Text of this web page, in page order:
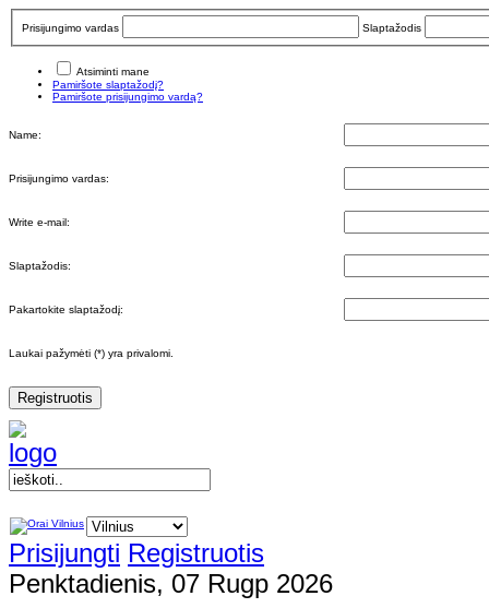
Prisijungimo vardas Slaptažodis
Atsiminti mane
Pamiršote slaptažodį?
Pamiršote prisijungimo vardą?
Name:
Prisijungimo vardas:
Write e-mail:
Slaptažodis:
Pakartokite slaptažodį:
Laukai pažymėti (*) yra privalomi.
Registruotis
Prisijungti Registruotis
Penktadienis, 07 Rugp 2026